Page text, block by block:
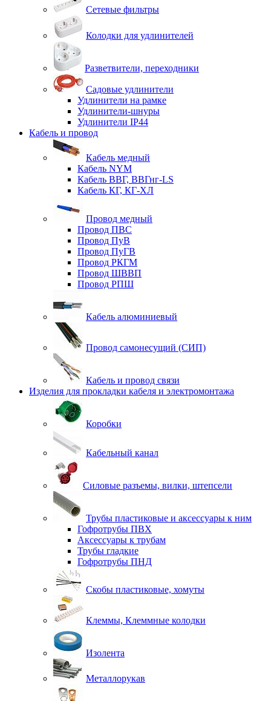
Сетевые фильтры
Колодки для удлинителей
Разветвители, переходники
Садовые удлинители
Удлинители на рамке
Удлинители-шнуры
Удлинители IP44
Кабель и провод
Кабель медный
Кабель NYM
Кабель ВВГ, ВВГнг-LS
Кабель КГ, КГ-ХЛ
Провод медный
Провод ПВС
Провод ПуВ
Провод ПуГВ
Провод РКГМ
Провод ШВВП
Провод РПШ
Кабель алюминиевый
Провод самонесущий (СИП)
Кабель и провод связи
Изделия для прокладки кабеля и электромонтажа
Коробки
Кабельный канал
Силовые разъемы, вилки, штепсели
Трубы пластиковые и аксессуары к ним
Гофротрубы ПВХ
Аксессуары к трубам
Трубы гладкие
Гофротрубы ПНД
Скобы пластиковые, хомуты
Клеммы, Клеммные колодки
Изолента
Металлорукав